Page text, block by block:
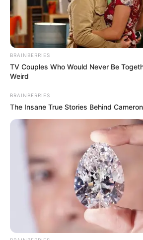
Email address:
Όλα τα κείμενα και οι εικόνες είναι
ΝΙΚΟΛΑΟΣ ΑΝΑΞΙΜΑΝΔΡΟΣ.
BRAINBERRIES
TV Couples Who Would Never Be
Weird
BRAINBERRIES
The Insane True Stories Behind